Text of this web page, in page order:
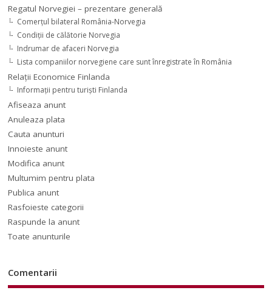
Regatul Norvegiei – prezentare generală
Comerţul bilateral România-Norvegia
Condiții de călătorie Norvegia
Indrumar de afaceri Norvegia
Lista companiilor norvegiene care sunt înregistrate în România
Relaţii Economice Finlanda
Informaţii pentru turişti Finlanda
Afiseaza anunt
Anuleaza plata
Cauta anunturi
Innoieste anunt
Modifica anunt
Multumim pentru plata
Publica anunt
Rasfoieste categorii
Raspunde la anunt
Toate anunturile
Comentarii